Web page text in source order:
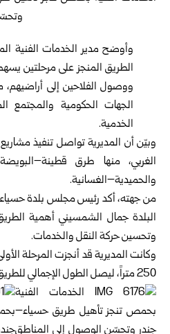
وأوضح مدير الخدمات الفنية
الطريق المنجز على مرحلتين
ووصول الفلاحين إلى أراضيهم،
الجهات الحكومية والمجتمع
الخدمية.
وبيّن أن المديرية تواصل تنفيذ
الغربي، منها طرق
والحميدية–الغسانية.
من جهته، أكد رئيس مجلس بلدة
البلدة جمال الشمسيني أهمية
وتحسين حركة النقل والخدمات.
250 متراً، ليصل الطول الإجمالي للطريق بعد التأهيل إلى 1550 متراً.